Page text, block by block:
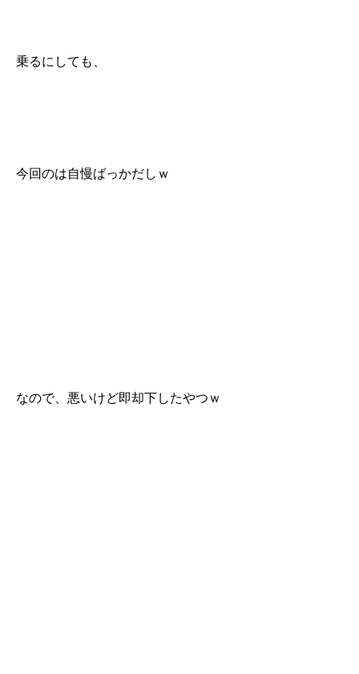
乗るにしても、
今回のは自慢ばっかだしｗ
なので、悪いけど即却下したやつｗ